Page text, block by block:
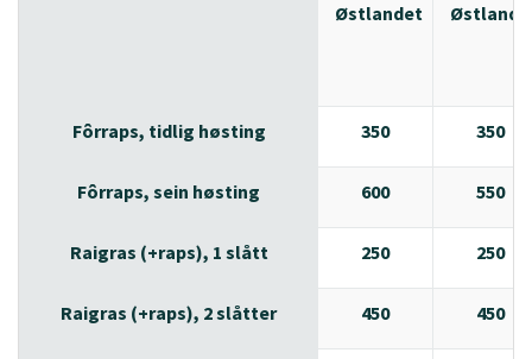
Østlandet
Fôrraps, tidlig høsting 350 350
Fôrraps, sein høsting 600 550
Raigras (+raps), 1 slått 250 250
Raigras (+raps), 2 slåtter 450 450